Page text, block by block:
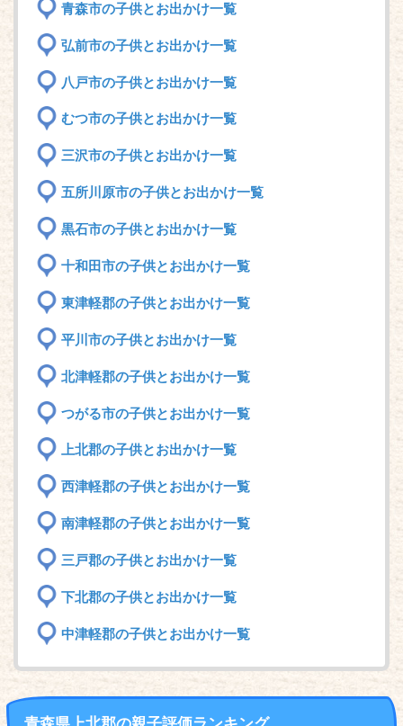
青森市の子供とお出かけ一覧
弘前市の子供とお出かけ一覧
八戸市の子供とお出かけ一覧
むつ市の子供とお出かけ一覧
三沢市の子供とお出かけ一覧
五所川原市の子供とお出かけ一覧
黒石市の子供とお出かけ一覧
十和田市の子供とお出かけ一覧
東津軽郡の子供とお出かけ一覧
平川市の子供とお出かけ一覧
北津軽郡の子供とお出かけ一覧
つがる市の子供とお出かけ一覧
上北郡の子供とお出かけ一覧
西津軽郡の子供とお出かけ一覧
南津軽郡の子供とお出かけ一覧
三戸郡の子供とお出かけ一覧
下北郡の子供とお出かけ一覧
中津軽郡の子供とお出かけ一覧